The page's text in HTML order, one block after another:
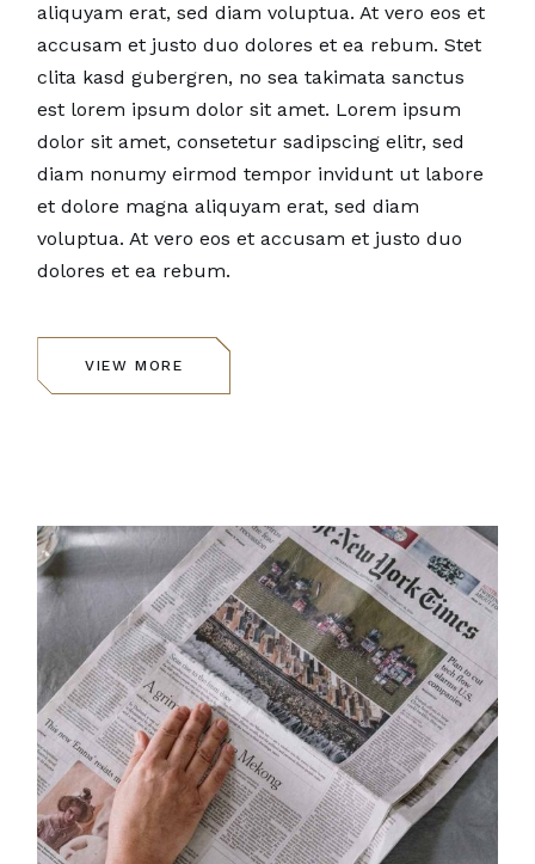
aliquyam erat, sed diam voluptua. At vero eos et
accusam et justo duo dolores et ea rebum. Stet
clita kasd gubergren, no sea takimata sanctus
est lorem ipsum dolor sit amet. Lorem ipsum
dolor sit amet, consetetur sadipscing elitr, sed
diam nonumy eirmod tempor invidunt ut labore
et dolore magna aliquyam erat, sed diam
voluptua. At vero eos et accusam et justo duo
dolores et ea rebum.
VIEW MORE